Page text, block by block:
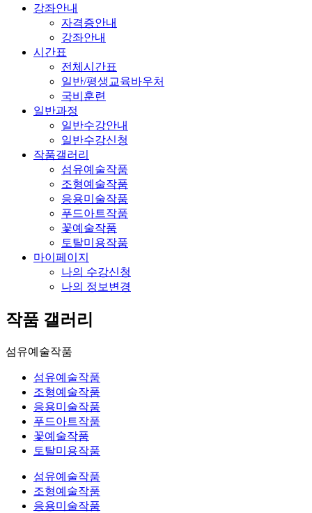
강좌안내
자격증안내
강좌안내
시간표
전체시간표
일반/평생교육바우처
국비훈련
일반과정
일반수강안내
일반수강신청
작품갤러리
섬유예술작품
조형예술작품
응용미술작품
푸드아트작품
꽃예술작품
토탈미용작품
마이페이지
나의 수강신청
나의 정보변경
작품 갤러리
섬유예술작품
섬유예술작품
조형예술작품
응용미술작품
푸드아트작품
꽃예술작품
토탈미용작품
섬유예술작품
조형예술작품
응용미술작품